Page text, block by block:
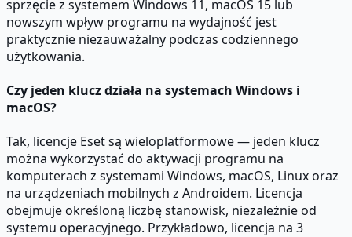
sprzęcie z systemem Windows 11, macOS 15 lub
nowszym wpływ programu na wydajność jest
praktycznie niezauważalny podczas codziennego
użytkowania.
Czy jeden klucz działa na systemach Windows i
macOS?
Tak, licencje Eset są wieloplatformowe — jeden klucz
można wykorzystać do aktywacji programu na
komputerach z systemami Windows, macOS, Linux oraz
na urządzeniach mobilnych z Androidem. Licencja
obejmuje określoną liczbę stanowisk, niezależnie od
systemu operacyjnego. Przykładowo, licencja na 3